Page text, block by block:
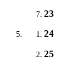
23
24
25